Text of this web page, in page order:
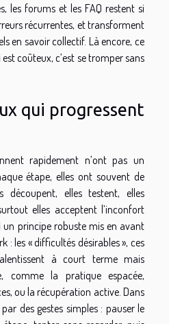
les forums et les FAQ restent si
récurrentes, et transforment
en savoir collectif. Là encore, ce
coûteux, c’est se tromper sans
qui progressent
rapidement n’ont pas un
étape, elles ont souvent de
découpent, elles testent, elles
elles acceptent l’inconfort
principe robuste mis en avant
: les « difficultés désirables », ces
à court terme mais
comme la pratique espacée,
ou la récupération active. Dans
des gestes simples : pauser le